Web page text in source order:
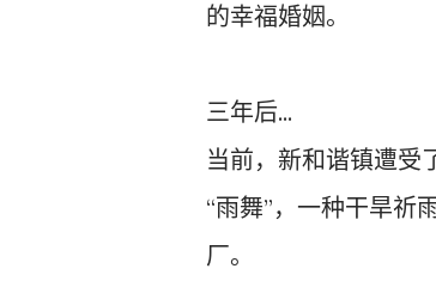
的幸福婚姻。
三年后...
当前，新和谐镇遭受
“雨舞”，一种干旱祈
厂。